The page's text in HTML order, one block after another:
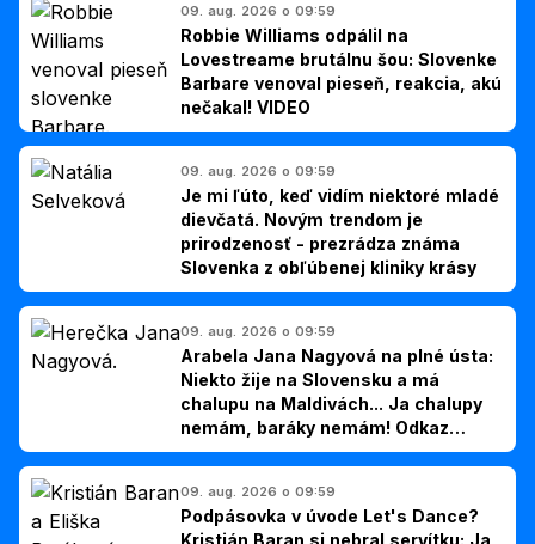
09. aug. 2026 o 09:59
Robbie Williams odpálil na
Lovestreame brutálnu šou: Slovenke
Barbare venoval pieseň, reakcia, akú
nečakal! VIDEO
09. aug. 2026 o 09:59
Je mi ľúto, keď vidím niektoré mladé
dievčatá. Novým trendom je
prirodzenosť - prezrádza známa
Slovenka z obľúbenej kliniky krásy
09. aug. 2026 o 09:59
Arabela Jana Nagyová na plné ústa:
Niekto žije na Slovensku a má
chalupu na Maldivách... Ja chalupy
nemám, baráky nemám! Odkaz
Slovákom
09. aug. 2026 o 09:59
Podpásovka v úvode Let's Dance?
Kristián Baran si nebral servítku: Ja